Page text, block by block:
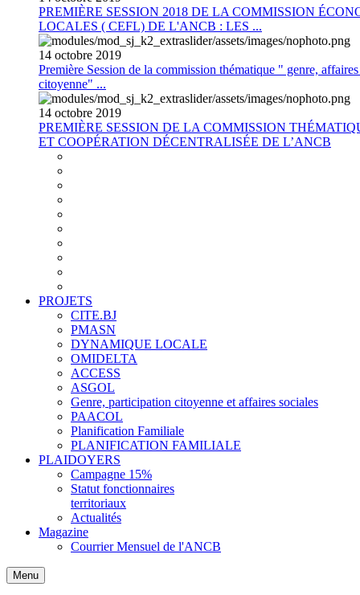
PREMIÈRE SESSION 2018 DE LA COMMISSION
LOCALES ( CEFL) DE L'ANCB : LES ...
14 octobre 2019
Première Session de la commission thématique " genre,
citoyenne" ...
14 octobre 2019
PREMIÈRE SESSION DE LA COMMISSION
ET COOPÉRATION DÉCENTRALISÉE DE L’ANCB
PROJETS
CITE.BJ
PMASN
DYNAMIQUE LOCALE
OMIDELTA
ACCESS
ASGOL
Genre, participation citoyenne et affaires sociales
PAACOL
Planification Familiale
PLANIFICATION FAMILIALE
PLAIDOYERS
Campagne 15%
Statut fonctionnaires
territoriaux
Actualités
Magazine
Courrier Mensuel de l'ANCB
Menu